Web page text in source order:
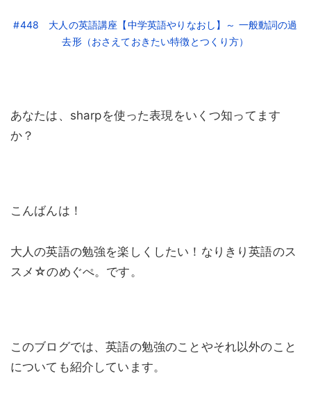
#448 大人の英語講座【中学英語やりなおし】～ 一般動詞の過
去形（おさえておきたい特徴とつくり方）
あなたは、sharpを使った表現をいくつ知ってます
か？
こんばんは！
大人の英語の勉強を楽しくしたい！なりきり英語のス
スメ☆のめぐぺ。です。
このブログでは、英語の勉強のことやそれ以外のこと
についても紹介しています。